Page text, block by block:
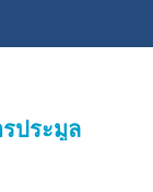
ประมูล